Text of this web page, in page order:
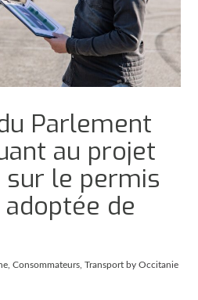
Parlement
au projet
sur le permis
de
,Consommateurs ,Transport by Occitanie